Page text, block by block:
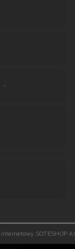
SOTESHOP AI